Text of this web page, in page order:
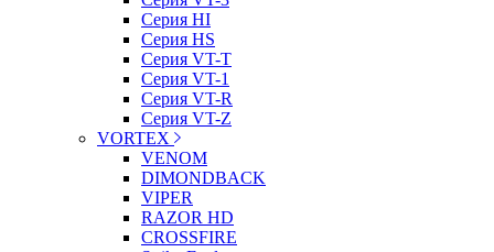
Серия HI
Серия HS
Серия VT-T
Серия VT-1
Серия VT-R
Серия VT-Z
VORTEX
VENOM
DIMONDBACK
VIPER
RAZOR HD
CROSSFIRE